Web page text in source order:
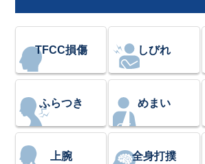
TFCC損傷 しびれ
ふらつき めまい
上腕 全身打撲